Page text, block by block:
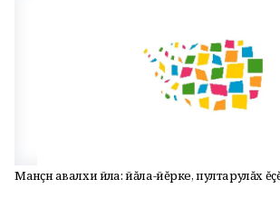
Манӑҫнӑ авалхи йӑла: йăла-йĕрке, пултарулăх